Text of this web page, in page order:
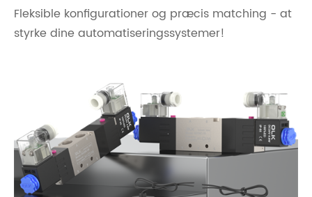
Fleksible konfigurationer og præcis matching - at
styrke dine automatiseringssystemer!